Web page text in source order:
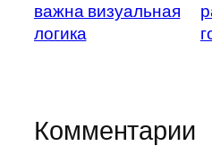
важна визуальная
логика
Комментарии